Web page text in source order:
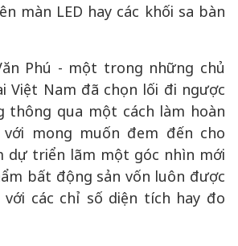
màn LED hay các khối sa bàn
Phú - một trong những chủ
Việt Nam đã chọn lối đi ngược
thông qua một cách làm hoàn
mong muốn đem đến cho
dự triển lãm một góc nhìn mới
bất động sản vốn luôn được
các chỉ số diện tích hay đo